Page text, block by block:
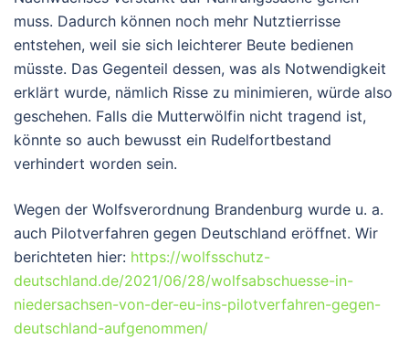
muss. Dadurch können noch mehr Nutztierrisse
entstehen, weil sie sich leichterer Beute bedienen
müsste. Das Gegenteil dessen, was als Notwendigkeit
erklärt wurde, nämlich Risse zu minimieren, würde also
geschehen. Falls die Mutterwölfin nicht tragend ist,
könnte so auch bewusst ein Rudelfortbestand
verhindert worden sein.
Wegen der Wolfsverordnung Brandenburg wurde u. a.
auch Pilotverfahren gegen Deutschland eröffnet. Wir
berichteten hier: https://wolfsschutz-
deutschland.de/2021/06/28/wolfsabschuesse-in-
niedersachsen-von-der-eu-ins-pilotverfahren-gegen-
deutschland-aufgenommen/